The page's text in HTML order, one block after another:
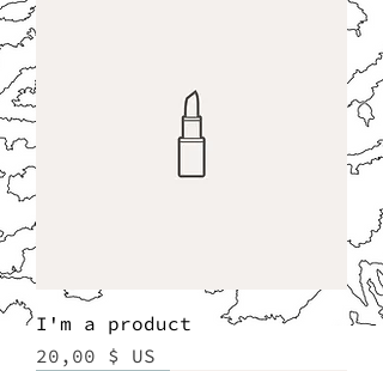
I'm a product
Prix
20,00 $ US